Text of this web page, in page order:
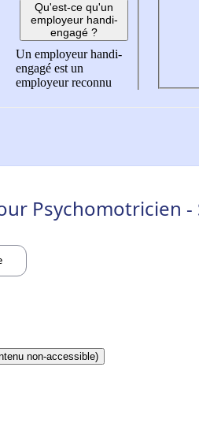
Qu'est-ce qu'un
employeur handi-
engagé ?
Un employeur handi-
engagé est un
employeur reconnu
Psychomotricien -
non-accessible)